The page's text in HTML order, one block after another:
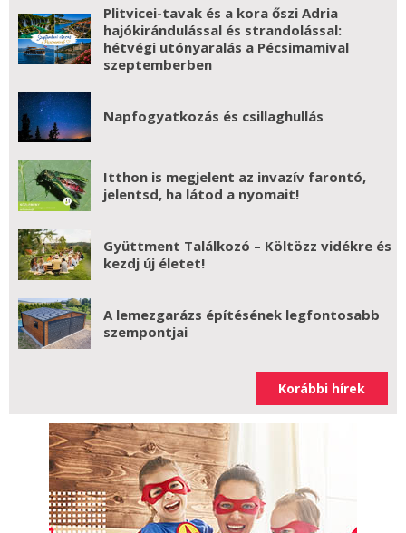
Plitvicei-tavak és a kora őszi Adria
hajókirándulással és strandolással:
hétvégi utónyaralás a Pécsimamival
szeptemberben
Napfogyatkozás és csillaghullás
Itthon is megjelent az invazív farontó,
jelentsd, ha látod a nyomait!
Gyüttment Találkozó – Költözz vidékre és
kezdj új életet!
A lemezgarázs építésének legfontosabb
szempontjai
Korábbi hírek